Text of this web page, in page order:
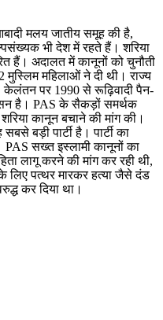
मलय जातीय समूह की है,
भी देश में रहते हैं। शरिया
हैं। अदालत में कानूनों को चुनौती
मुस्लिम महिलाओं ने दी थी। राज्य
पर 1990 से रूढ़िवादी पैन-
है। PAS के सैकड़ों समर्थक
कानून बचाने की मांग की।
बड़ी पार्टी है। पार्टी का
सख्त इस्लामी कानूनों का
लागू करने की मांग कर रही थी,
लिए पत्थर मारकर हत्या जैसे दंड
कर दिया था।